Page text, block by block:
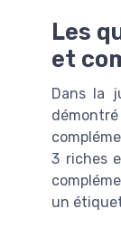
Les
et
Dans la
3 riches
un